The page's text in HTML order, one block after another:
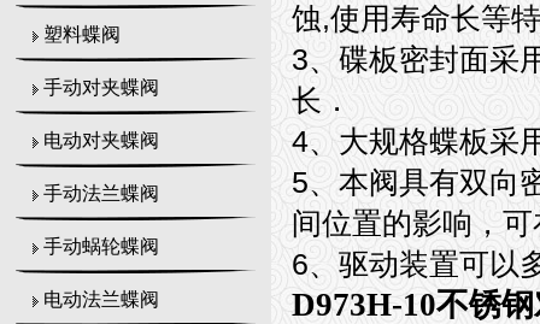
塑料蝶阀
手动对夹蝶阀
电动对夹蝶阀
手动法兰蝶阀
手动蜗轮蝶阀
电动法兰蝶阀
蚀,使用寿命长等
3、碟板密封面采
长．
4、大规格蝶板采
5、本阀具有双向
间位置的影响，
6、驱动装置可以
D973H-10不锈